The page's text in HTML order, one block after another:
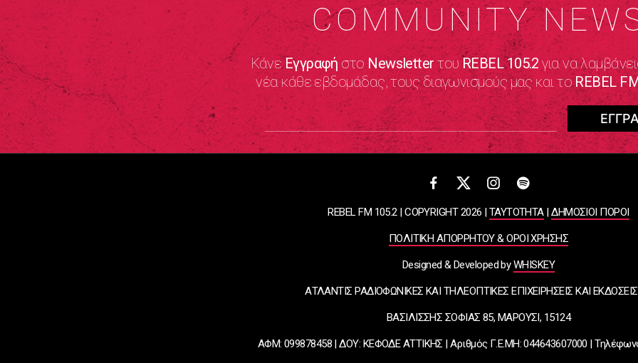
COMMUNITY
ΚάνεΕγγραφή στο Newsletter τουREBEL 105.2 για να
νέα κάθε εβδομάδας, τους διαγωνισμούς μας και τοREBEL
REBEL FM 105.2 | COPYRIGHT 2026 |ΤΑΥΤΟΤΗΤΑ|ΔΗΜΟΣΙΟΙ ΠΟΡΟΙ
ΠΟΛΙΤΙΚΗ ΑΠΟΡΡΗΤΟΥ & ΟΡΟΙ ΧΡΗΣΗΣ
Designed & Developed byWHISKEY
ΑΤΛΑΝΤΙΣ ΡΑΔΙΟΦΩΝΙΚΕΣ ΚΑΙ ΤΗΛΕΟΠΤΙΚΕΣ ΕΠΙΧΕΙΡΗΣΕΙΣ ΚΑΙ
ΒΑΣΙΛΙΣΣΗΣ ΣΟΦΙΑΣ 85, ΜΑΡΟΥΣΙ, 15124
ΑΦΜ: 099878458 | ΔΟΥ: ΚΕΦΟΔΕ ΑΤΤΙΚΗΣ | Αριθμός Γ.Ε.ΜΗ: 044643607000 |